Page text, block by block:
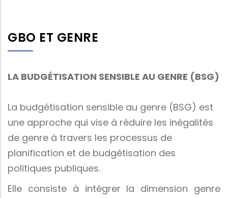
GBO ET GENRE
LA BUDGÉTISATION SENSIBLE AU GENRE (BSG)
La budgétisation sensible au genre (BSG) est
une approche qui vise à réduire les inégalités
de genre à travers les processus de
planification et de budgétisation des
politiques publiques.
Elle consiste à intégrer la dimension genre